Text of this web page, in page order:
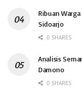
Ribuan
Sidoarjo
0 SHARES
Analisis
Damono
0 SHARES